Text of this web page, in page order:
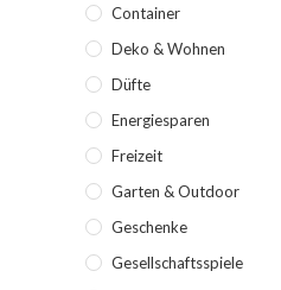
Container
Deko & Wohnen
Düfte
Energiesparen
Freizeit
Garten & Outdoor
Geschenke
Gesellschaftsspiele